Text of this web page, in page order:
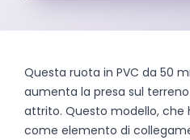
Questa ruota in PVC da 50
aumenta la presa sul
attrito. Questo modello, che
come elemento di